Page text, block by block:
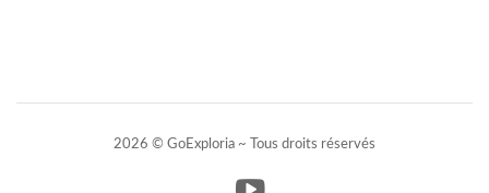
2026 © GoExploria ~ Tous droits réservés